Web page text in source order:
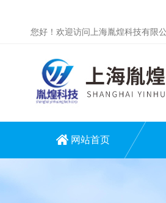
您好！欢迎访问上海胤煌科技有限
网站首页